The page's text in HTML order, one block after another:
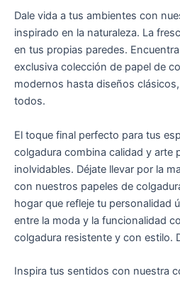
Dale vida a tus ambientes con
inspirado en la naturaleza. La
en tus propias paredes.
exclusiva colección de papel de
modernos hasta diseños
todos.
El toque final perfecto para tus
colgadura combina calidad y arte
inolvidables. Déjate llevar por la
con nuestros papeles de
hogar que refleje tu personalidad
entre la moda y la funcionalidad
colgadura resistente y con estilo.
Inspira tus sentidos con nuestra